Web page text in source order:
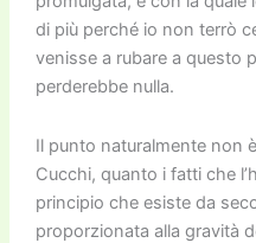
di più perché io non terrò
venisse a rubare a questo
perderebbe nulla.
Il punto naturalmente non
Cucchi, quanto i fatti che
principio che esiste da
proporzionata alla gravità